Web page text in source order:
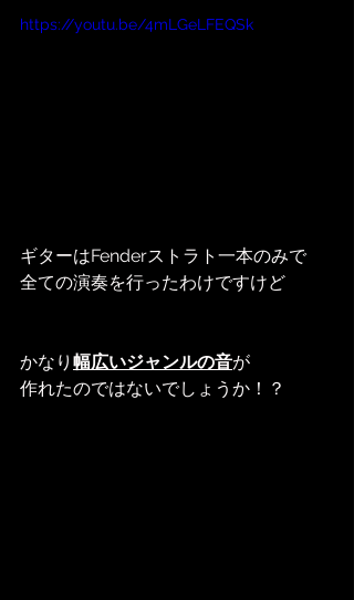
https://youtu.be/4mLGeLFEQSk
ギターはFenderストラト一本のみで
全ての演奏を行ったわけですけど
かなり 幅広いジャンルの音が
作れたのではないでしょうか！？